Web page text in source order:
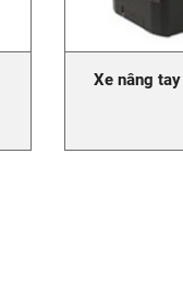
Xe nâng